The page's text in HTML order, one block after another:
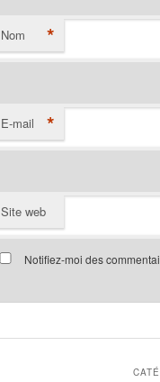
Nom *
E-mail *
Site web
Notifiez-moi des